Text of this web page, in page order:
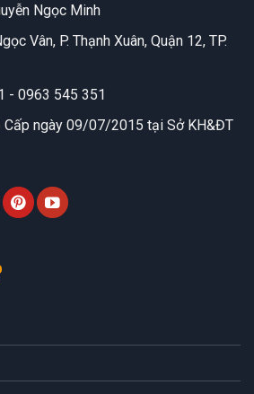
Ngọc Minh
Vân, P. Thạnh Xuân, Quận 12, TP.
- 0963 545 351
ngày 09/07/2015 tại Sở KH&ĐT